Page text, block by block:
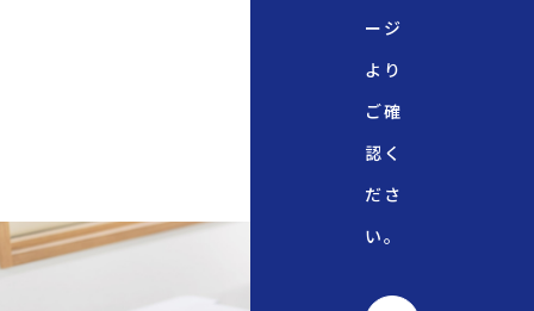
ージ
より
ご確
認く
ださ
い。